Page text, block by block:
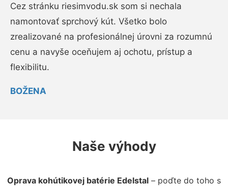
Cez stránku riesimvodu.sk som si nechala
namontovať sprchový kút. Všetko bolo
zrealizované na profesionálnej úrovni za rozumnú
cenu a navyše oceňujem aj ochotu, prístup a
flexibilitu.
BOŽENA
Naše výhody
Oprava kohútikovej batérie Edelstal – poďte do toho s